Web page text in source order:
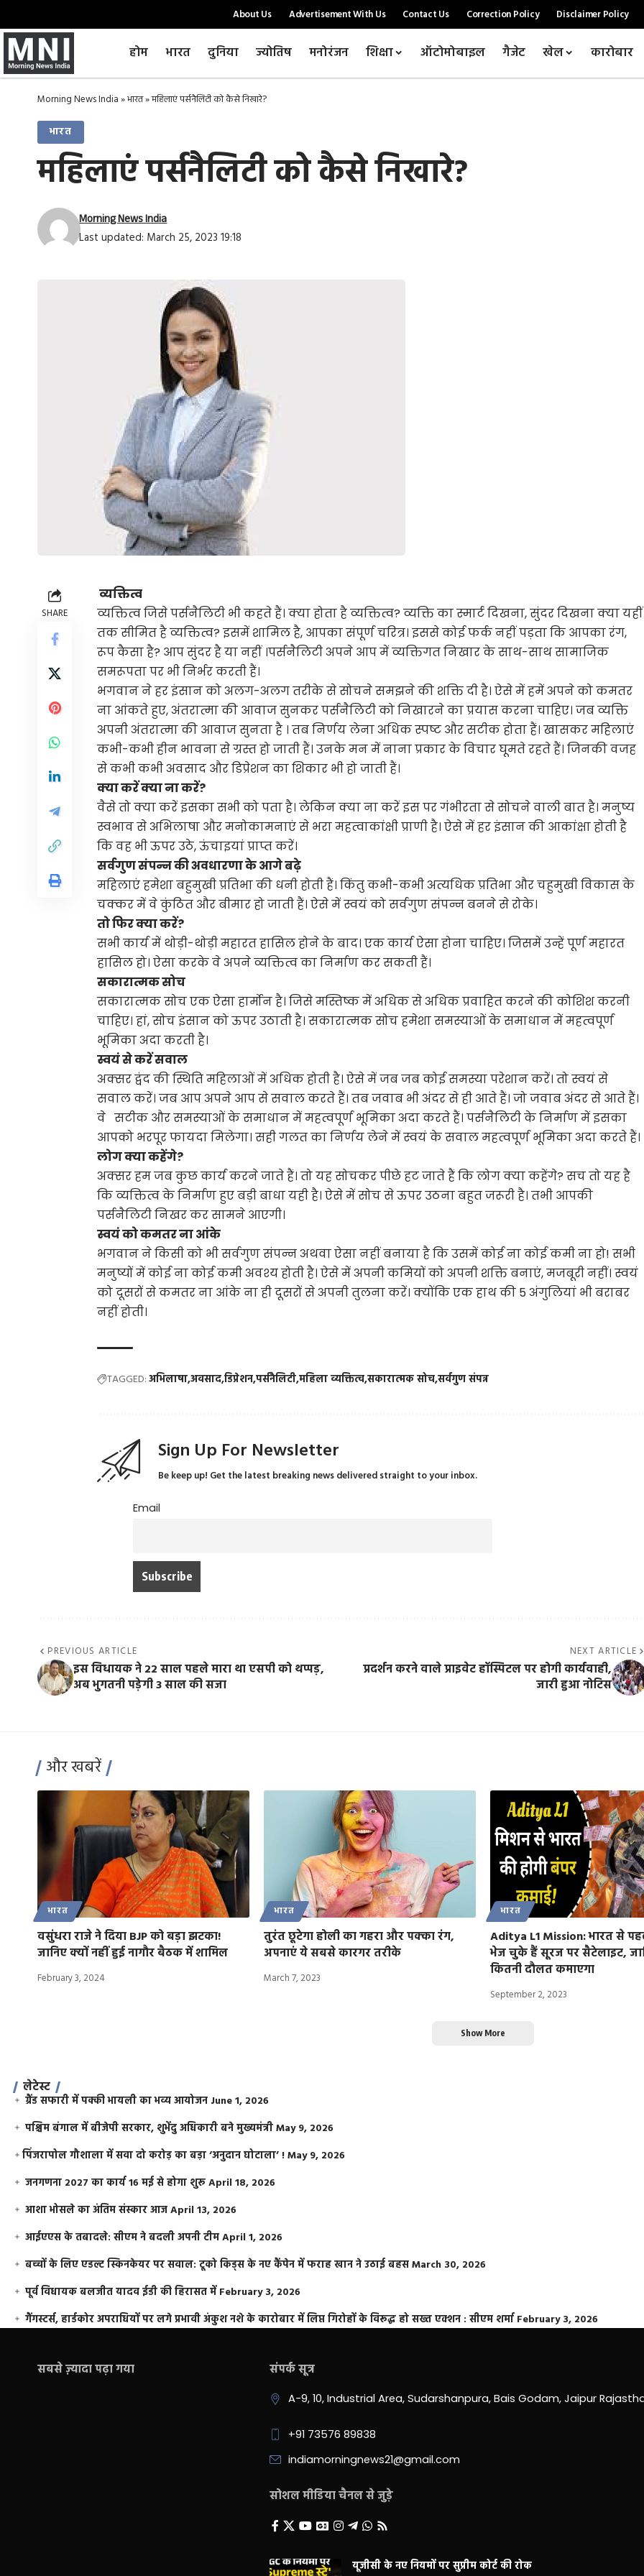
About Us Advertisement With Us Contact Us Correction Policy Disclaimer Policy
होम भारत दुनिया ज्योतिष मनोरंजन शिक्षा ऑटोमोबाइल गैजेट खेल कारोबार
Morning News India»भारत»महिलाएं पर्सनैलिटी को कैसे निखारे?
भारत
महिलाएं पर्सनैलिटी को कैसे निखारे?
Last updated: March 25, 2023 19:18
Morning News India
SHARE
व्यक्तित्व
व्यक्तित्व जिसे पर्सनैलिटी भी कहते हैं। क्या होता है व्यक्तित्व? व्यक्ति का स्मार्ट दिखना, सुंदर दिखना क्या यहीं
तक सीमित है व्यक्तित्व? इसमें शामिल है, आपका संपूर्ण चरित्र। इससे कोई फर्क नहीं पड़ता कि आपका रंग,
रूप कैसा है? आप सुंदर है या नहीं ।पर्सनैलिटी अपने आप में व्यक्तिगत निखार के साथ-साथ सामाजिक
समरूपता पर भी निर्भर करती हैं।
भगवान ने हर इंसान को अलग-अलग तरीके से सोचने समझने की शक्ति दी है। ऐसे में हमें अपने को कमतर
ना आंकते हुए, अंतरात्मा की आवाज सुनकर पर्सनैलिटी को निखारने का प्रयास करना चाहिए। जब व्यक्ति
अपनी अंतरात्मा की आवाज सुनता है । तब निर्णय लेना अधिक स्पष्ट और सटीक होता हैं। खासकर महिलाएं
कभी-कभी हीन भावना से ग्रस्त हो जाती हैं। उनके मन में नाना प्रकार के विचार घूमते रहते हैं। जिनकी वजह
से कभी कभी अवसाद और डिप्रेशन का शिकार भी हो जाती हैं।
क्या करें क्या ना करें?
वैसे तो क्या करें इसका सभी को पता है। लेकिन क्या ना करें इस पर गंभीरता से सोचने वाली बात है। मनुष्य
स्वभाव से अभिलाषा और मनोकामनाएं से भरा महत्वाकांक्षी प्राणी है। ऐसे में हर इंसान की आकांक्षा होती है
कि वह भी ऊपर उठे, ऊंचाइयां प्राप्त करें।
सर्वगुण संपन्न की अवधारणा के आगे बढ़े
महिलाएं हमेशा बहुमुखी प्रतिभा की धनी होती हैं। किंतु कभी-कभी अत्यधिक प्रतिभा और चहुमुखी विकास के
चक्कर में वे कुंठित और बीमार हो जाती हैं। ऐसे में स्वयं को सर्वगुण संपन्न बनने से रोके।
तो फिर क्या करें?
सभी कार्य में थोड़ी-थोड़ी महारत हासिल होने के बाद। एक कार्य ऐसा होना चाहिए। जिसमें उन्हें पूर्ण महारत
हासिल हो। ऐसा करके वे अपने व्यक्तित्व का निर्माण कर सकती हैं।
सकारात्मक सोच
सकारात्मक सोच एक ऐसा हार्मोन है। जिसे मस्तिष्क में अधिक से अधिक प्रवाहित करने की कोशिश करनी
चाहिए। हां, सोच इंसान को ऊपर उठाती है। सकारात्मक सोच हमेशा समस्याओं के समाधान में महत्वपूर्ण
भूमिका अदा करती है।
स्वयं से करें सवाल
अक्सर द्वंद की स्थिति महिलाओं में अधिक होती है। ऐसे में जब जब कोई समस्या परेशान करें। तो स्वयं से
सवाल करें। जब आप अपने आप से सवाल करते हैं। तब जवाब भी अंदर से ही आते हैं। जो जवाब अंदर से आते हैं।
वे सटीक और समस्याओं के समाधान में महत्वपूर्ण भूमिका अदा करते हैं। पर्सनैलिटी के निर्माण में इसका
आपको भरपूर फायदा मिलेगा। सही गलत का निर्णय लेने में स्वयं के सवाल महत्वपूर्ण भूमिका अदा करते हैं।
लोग क्या कहेंगे?
अक्सर हम जब कुछ कार्य करने जाते हैं। तो यह सोचकर पीछे हट जाते हैं कि लोग क्या कहेंगे? सच तो यह है
कि व्यक्तित्व के निर्माण हुए बड़ी बाधा यही है। ऐसे में सोच से ऊपर उठना बहुत जरूरी है। तभी आपकी
पर्सनैलिटी निखर कर सामने आएगी।
स्वयं को कमतर ना आंके
भगवान ने किसी को भी सर्वगुण संपन्न अथवा ऐसा नहीं बनाया है कि उसमें कोई ना कोई कमी ना हो! सभी
मनुष्यों में कोई ना कोई कमी अवश्य होती है। ऐसे में अपनी कमियों को अपनी शक्ति बनाएं, मजबूरी नहीं। स्वयं
को दूसरों से कमतर ना आंके ना ही दूसरों से अपनी तुलना करें। क्योंकि एक हाथ की 5 अंगुलियां भी बराबर
नहीं होती।
TAGGED:अभिलाषाअवसादडिप्रेशनपर्सनैलिटीमहिला व्यक्तित्वसकारात्मक सोचसर्वगुण संपन्न
Sign Up For Newsletter
Be keep up! Get the latest breaking news delivered straight to your inbox.
Email
PREVIOUS ARTICLE
इस विधायक ने 22 साल पहले मारा था एसपी को थप्पड़,
अब भुगतनी पड़ेगी 3 साल की सजा
NEXT ARTICLE
प्रदर्शन करने वाले प्राइवेट हॉस्पिटल पर होगी कार्यवाही,
जारी हुआ नोटिस
और खबरें
भारत
वसुंधरा राजे ने दिया BJP को बड़ा झटका!
जानिए क्यों नहीं हुई नागौर बैठक में शामिल
February 3, 2024
भारत
तुरंत छूटेगा होली का गहरा और पक्‍का रंग,
अपनाएं ये सबसे कारगर तरीके
March 7, 2023
भारत
Aditya L1 Mission: भारत से
भेज चुके हैं सूरज पर सैटेलाइट,
कितनी दौलत कमाएगा
September 2, 2023
Show More
लेटेस्ट
ग्रैंड सफारी में पक्की भायली का भव्य आयोजन June 1, 2026
पश्चिम बंगाल में बीजेपी सरकार, शुभेंदु अधिकारी बने मुख्यमंत्रीMay 9, 2026
​पिंजरापोल गौशाला में सवा दो करोड़ का बड़ा ‘अनुदान घोटाला’ !May 9, 2026
जनगणना 2027 का कार्य 16 मई से होगा शुरूApril 18, 2026
आशा भोसले का अंतिम संस्कार आजApril 13, 2026
आईएएस के तबादले: सीएम ने बदली अपनी टीमApril 1, 2026
बच्चों के लिए एडल्ट स्किनकेयर पर सवाल: टूको किड्स के नए कैंपेन में फराह खान ने उठाई बहसMarch 30, 2026
पूर्व विधायक बलजीत यादव ईडी की हिरासत में February 3, 2026
गैंगस्टर्स, हार्डकोर अपराधियों पर लगे प्रभावी अंकुश नशे के कारोबार में लिप्त गिरोहों के विरूद्ध हो सख्त एक्शन : सीएम शर्मा February 3, 2026
सबसे ज़्यादा पढ़ा गया संपर्क सूत्र
A-9, 10, Industrial Area, Sudarshanpura, Bais Godam, Jaipur
+91 73576 89838
indiamorningnews21@gmail.com
सोशल मीडिया चैनल से जुड़े
यूजीसी के नए नियमों पर सुप्रीम कोर्ट की रोक